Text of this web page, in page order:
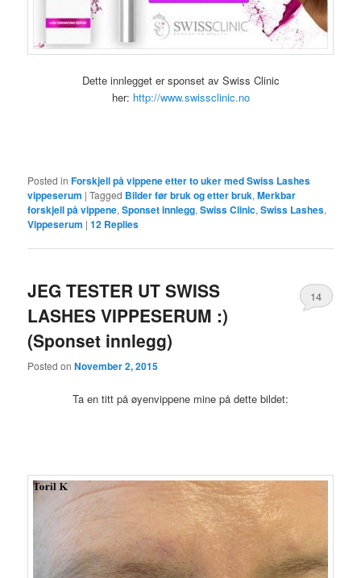
Dette innlegget er sponset av Swiss Clinic
her: http://www.swissclinic.no
Posted in Forskjell på vippene etter to uker med Swiss Lashes
vippeserum |Tagged Bilder før bruk og etter bruk,Merkbar
forskjell på vippene,Sponset innlegg,Swiss Clinic,Swiss Lashes,
Vippeserum |12 Replies
JEG TESTER UT SWISS
LASHES VIPPESERUM :)
(Sponset innlegg)
Posted onNovember 2, 2015
14
Ta en titt på øyenvippene mine på dette bildet: